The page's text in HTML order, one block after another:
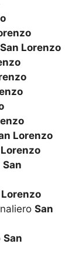
San Lorenzo
Lorenzo
San
San
San